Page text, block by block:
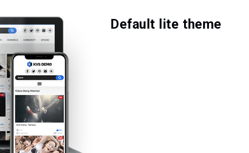
Default lite theme